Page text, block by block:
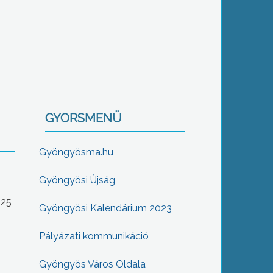
GYORSMENÜ
Gyöngyösma.hu
Gyöngyösi Újság
Gyöngyösi Kalendárium 2023
Pályázati kommunikáció
Gyöngyös Város Oldala